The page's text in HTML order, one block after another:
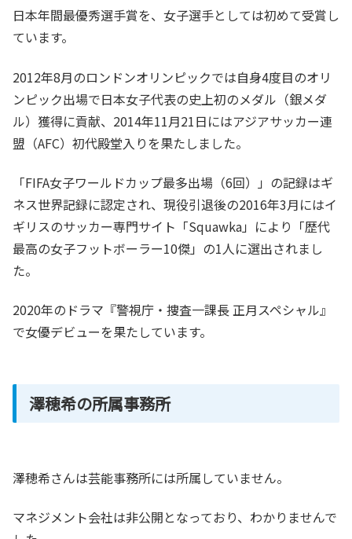
日本年間最優秀選手賞を、女子選手としては初めて受賞し
ています。
2012年8月のロンドンオリンピックでは自身4度目のオリ
ンピック出場で日本女子代表の史上初のメダル（銀メダ
ル）獲得に貢献、2014年11月21日にはアジアサッカー連
盟（AFC）初代殿堂入りを果たしました。
「FIFA女子ワールドカップ最多出場（6回）」の記録はギ
ネス世界記録に認定され、現役引退後の2016年3月にはイ
ギリスのサッカー専門サイト「Squawka」により「歴代
最高の女子フットボーラー10傑」の1人に選出されまし
た。
2020年のドラマ『警視庁・捜査一課長 正月スペシャル』
で女優デビューを果たしています。
澤穂希の所属事務所
澤穂希さんは芸能事務所には所属していません。
マネジメント会社は非公開となっており、わかりませんで